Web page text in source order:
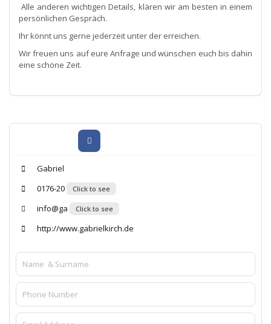
Alle anderen wichtigen Details, klären wir am besten in einem
persönlichen Gespräch.
Ihr könnt uns gerne jederzeit unter der erreichen.
Wir freuen uns auf eure Anfrage und wünschen euch bis dahin
eine schöne Zeit.
Gabriel
0176-20
Click to see
info@ga Click to see
http://www.gabrielkirch.de